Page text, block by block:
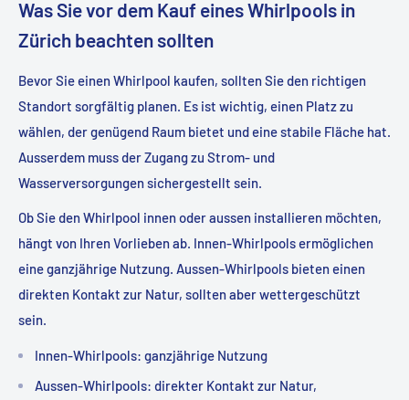
Was Sie vor dem Kauf eines Whirlpools in
Zürich beachten sollten
Bevor Sie einen Whirlpool kaufen, sollten Sie den richtigen
Standort sorgfältig planen. Es ist wichtig, einen Platz zu
wählen, der genügend Raum bietet und eine stabile Fläche hat.
Ausserdem muss der Zugang zu Strom- und
Wasserversorgungen sichergestellt sein.
Ob Sie den Whirlpool innen oder aussen installieren möchten,
hängt von Ihren Vorlieben ab. Innen-Whirlpools ermöglichen
eine ganzjährige Nutzung. Aussen-Whirlpools bieten einen
direkten Kontakt zur Natur, sollten aber wettergeschützt
sein.
Innen-Whirlpools: ganzjährige Nutzung
Aussen-Whirlpools: direkter Kontakt zur Natur,